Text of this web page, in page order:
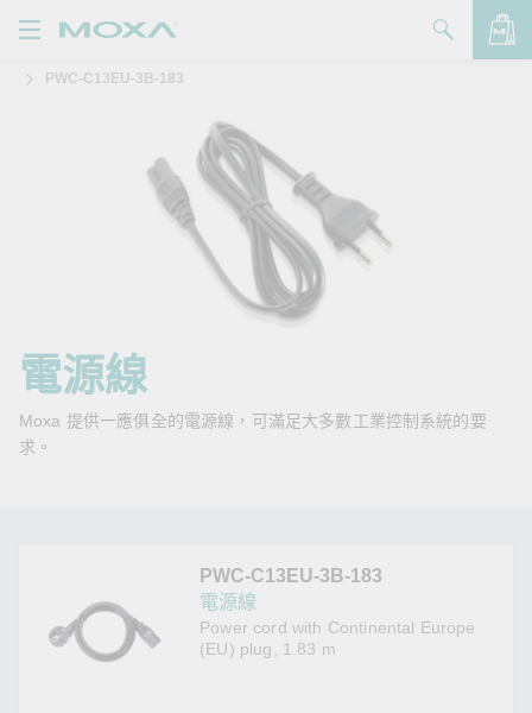
品
絡我們
Zone
Moxa
PWC-C13EU-3B-183
電源線
Moxa 提供一應俱全的電源線，可滿足大多數工業控制系統的要
求。
PWC-C13EU-3B-183
電源線
Power cord with Continental Europe
(EU) plug, 1.83 m